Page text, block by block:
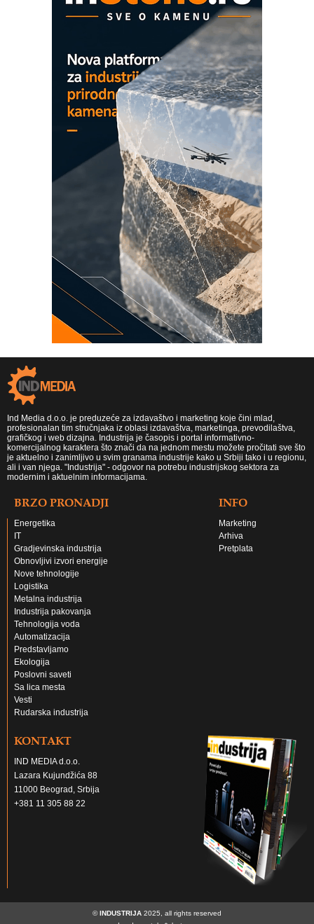
COMBYPACK
EVOKS Maintenance Management
Ind Media d.o.o. je preduzeće za izdavaštvo i marketing koje čini mlad,
profesionalan tim stručnjaka iz oblasi izdavaštva, marketinga, prevodilaštva,
grafičkog i web dizajna. Industrija je časopis i portal informativno-
komercijalnog karaktera što znači da na jednom mestu možete pročitati sve što
je aktuelno i zanimljivo u svim granama industrije kako u Srbiji tako i u regionu,
ali i van njega. "Industrija" - odgovor na potrebu industrijskog sektora za
modernim i aktuelnim informacijama.
BRZO PRONADJI
Energetika
IT
Gradjevinska industrija
Obnovljivi izvori energije
Nove tehnologije
Logistika
Metalna industrija
Industrija pakovanja
Tehnologija voda
Automatizacija
Predstavljamo
Ekologija
Poslovni saveti
Sa lica mesta
Vesti
Rudarska industrija
INFO
Marketing
Arhiva
Pretplata
KONTAKT
IND MEDIA d.o.o.
Lazara Kujundžića 88
11000 Beograd, Srbija
+381 11 305 88 22
©INDUSTRIJA 2025, all rights reserved